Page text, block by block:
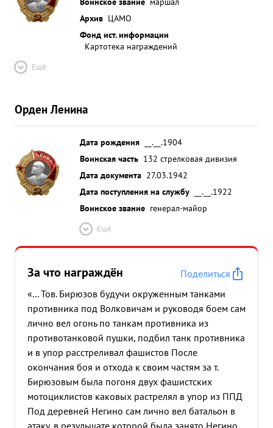
Архив ЦАМО
Фонд ист. информации
Картотека награждений
Ещё
Орден Ленина
Дата рождения
__.__.1904
Воинская часть 132 стрелковая дивизия
Дата документа 27.03.1942
Дата поступления на службу
__.__.1922
Воинское звание генерал-майор
Ещё
За что награждён
Поделиться
«... Тов. Бирюзов будучи окруженным танками
противника под Волковичам и руководя боем сам
лично вел огонь по танкам противника из
противотанковой пушки, подбил танк противника
и в упор расстреливал фашистов После
окончания боя и отхода к своим частям за т.
Бирюзовым была погоня двух фашистских
мотоциклистов каковых растрелял в упор из ППД
Под деревней Негино сам лично вел батальон в
атаку, в резульшате которой была занято Негино